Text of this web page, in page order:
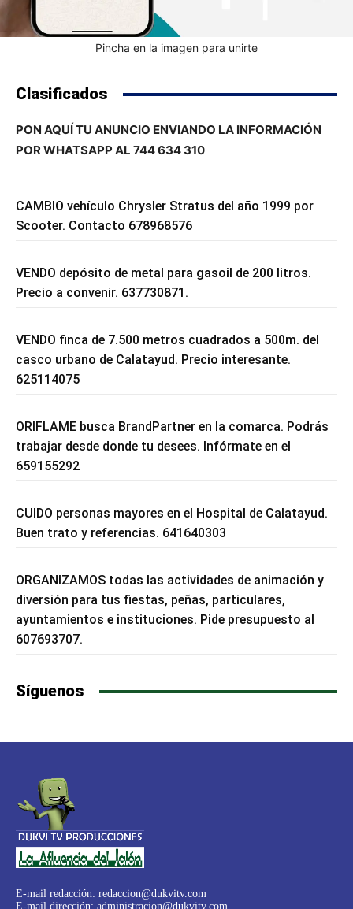
Pincha en la imagen para unirte
Clasificados
PON AQUÍ TU ANUNCIO ENVIANDO LA INFORMACIÓN
POR WHATSAPP AL 744 634 310
CAMBIO vehículo Chrysler Stratus del año 1999 por
Scooter. Contacto 678968576
VENDO depósito de metal para gasoil de 200 litros.
Precio a convenir. 637730871.
VENDO finca de 7.500 metros cuadrados a 500m. del
casco urbano de Calatayud. Precio interesante.
625114075
ORIFLAME busca BrandPartner en la comarca. Podrás
trabajar desde donde tu desees. Infórmate en el
659155292
CUIDO personas mayores en el Hospital de Calatayud.
Buen trato y referencias. 641640303
ORGANIZAMOS todas las actividades de animación y
diversión para tus fiestas, peñas, particulares,
ayuntamientos e instituciones. Pide presupuesto al
607693707.
Síguenos
E-mail redacción: redaccion@dukvitv.com
E-mail dirección: administracion@dukvitv.com